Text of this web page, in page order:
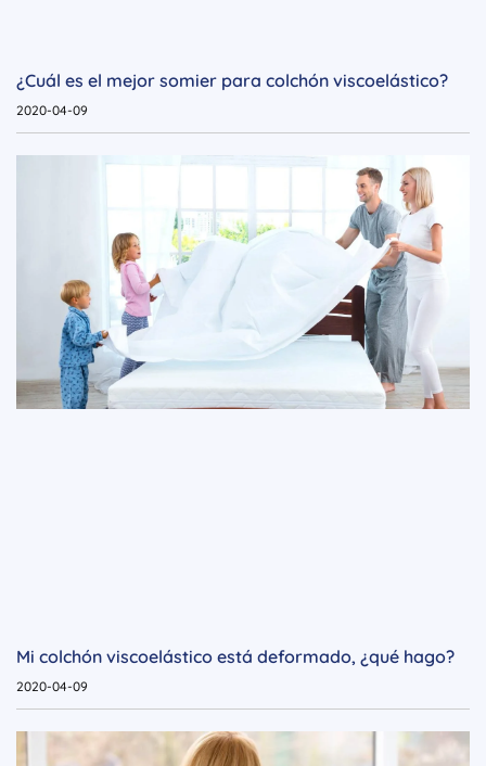
¿Cuál es el mejor somier para colchón viscoelástico?
2020-04-09
Mi colchón viscoelástico está deformado, ¿qué hago?
2020-04-09